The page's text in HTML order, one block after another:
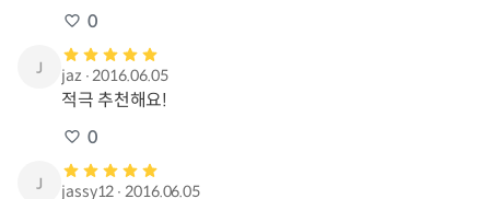
0
jaz∙2016.06.05
적극 추천해요!
0
jassy12 ∙2016.06.05